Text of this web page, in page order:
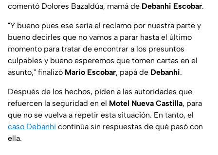
comentó Dolores Bazaldúa, mamá de Debanhi Escobar.
"Y bueno pues ese sería el reclamo por nuestra parte y
bueno decirles que no vamos a parar hasta el último
momento para tratar de encontrar a los presuntos
culpables y bueno esperemos que tomen cartas en el
asunto," finalizó Mario Escobar, papá de Debanhi.
Después de los hechos, piden a las autoridades que
refuercen la seguridad en el Motel Nueva Castilla, para
que no se vuelva a repetir esta situación. En tanto, el
caso Debanhi continúa sin respuestas de qué pasó con
ella.